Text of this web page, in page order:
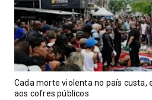
Cada morte violenta no país custa,
aos cofres públicos